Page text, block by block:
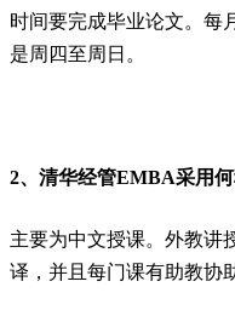
时间要完成毕业论文。每
是周四至周日。
2、清华经管EMBA采用
主要为中文授课。外教讲
译，并且每门课有助教协